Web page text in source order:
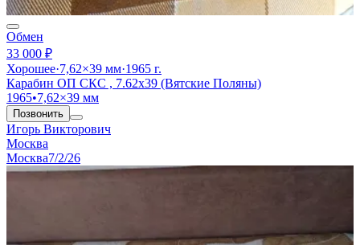
Обмен
33 000 ₽
Хорошее·7,62×39 мм·1965 г.
Карабин ОП СКС , 7.62х39 (Вятские Поляны)
1965•7,62×39 мм
Позвонить
Игорь Викторович
Москва
Москва7/2/26